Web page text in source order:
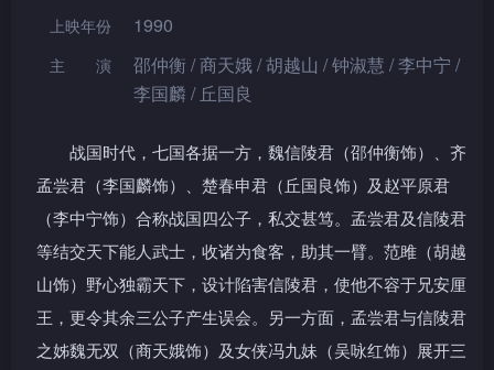
上映年份 1990
主演
邵仲衡 / 商天娥 / 胡越山 / 钟淑慧 / 李中宁 /
李国麟 / 丘国良
战国时代，七国各据一方，魏信陵君（邵仲衡饰）、齐
孟尝君（李国麟饰）、楚春申君（丘国良饰）及赵平原君
（李中宁饰）合称战国四公子，私交甚笃。孟尝君及信陵君
等结交天下能人武士，收诸为食客，助其一臂。范雎（胡越
山饰）野心独霸天下，设计陷害信陵君，使他不容于兄安厘
王，更令其余三公子产生误会。另一方面，孟尝君与信陵君
之姊魏无双（商天娥饰）及女侠冯九妹（吴咏红饰）展开三